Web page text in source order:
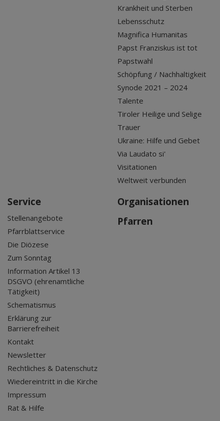
Krankheit und Sterben
Lebensschutz
Magnifica Humanitas
Papst Franziskus ist tot
Papstwahl
Schöpfung / Nachhaltigkeit
Synode 2021 – 2024
Talente
Tiroler Heilige und Selige
Trauer
Ukraine: Hilfe und Gebet
Via Laudato si'
Visitationen
Weltweit verbunden
Service
Stellenangebote
Pfarrblattservice
Die Diözese
Zum Sonntag
Information Artikel 13
DSGVO (ehrenamtliche
Tätigkeit)
Schematismus
Erklärung zur
Barrierefreiheit
Kontakt
Newsletter
Rechtliches & Datenschutz
Wiedereintritt in die Kirche
Impressum
Rat & Hilfe
Organisationen
Pfarren